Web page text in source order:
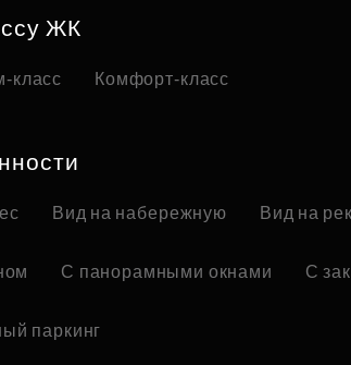
ЖК
класс Комфорт-класс
Вид на набережную Вид на
С панорамными окнами С
паркинг